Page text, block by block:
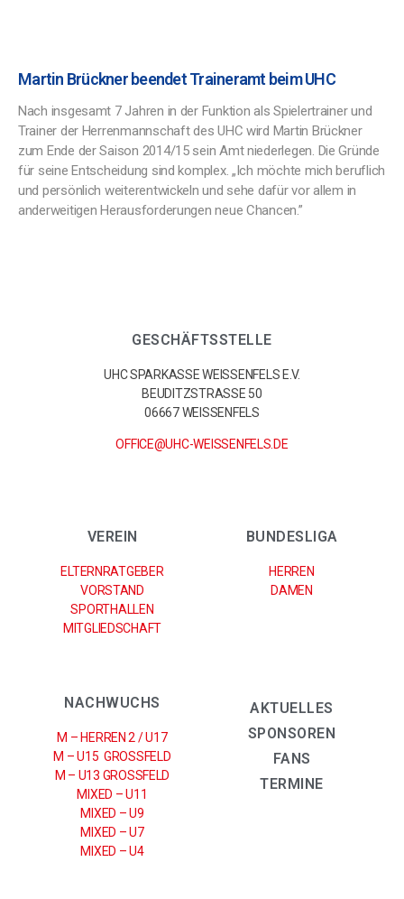
Martin Brückner beendet Traineramt beim UHC
Nach insgesamt 7 Jahren in der Funktion als Spielertrainer und
Trainer der Herrenmannschaft des UHC wird Martin Brückner
zum Ende der Saison 2014/15 sein Amt niederlegen. Die Gründe
für seine Entscheidung sind komplex. „Ich möchte mich beruflich
und persönlich weiterentwickeln und sehe dafür vor allem in
anderweitigen Herausforderungen neue Chancen.”
GESCHÄFTSSTELLE
UHC SPARKASSE WEISSENFELS E.V.
BEUDITZSTRASSE 50
06667 WEISSENFELS
OFFICE@UHC-WEISSENFELS.DE
VEREIN
ELTERNRATGEBER
VORSTAND
SPORTHALLEN
MITGLIEDSCHAFT
BUNDESLIGA
HERREN
DAMEN
NACHWUCHS
M – HERREN 2 / U17
M – U15 GROSSFELD
M – U13 GROSSFELD
MIXED – U11
MIXED – U9
MIXED – U7
MIXED – U4
AKTUELLES
SPONSOREN
FANS
TERMINE